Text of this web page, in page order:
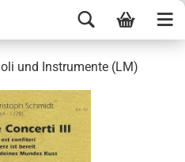
und Instrumente (LM)